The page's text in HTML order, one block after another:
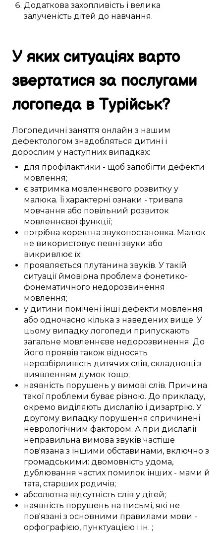
Додаткова захопливість і велика
залученість дітей до навчання.
У яких ситуаціях варто
звертатися за послугами
логопеда в Турійськ?
Логопедичні заняття онлайн з нашим
дефектологом знадобляться дитині і
дорослим у наступних випадках:
для профілактики - щоб запобігти дефекти
мовлення;
є затримка мовленнєвого розвитку у
малюка. Її характерні ознаки -тривала
мовчання або повільний розвиток
мовленнєвої функції;
потрібна коректна звукопостановка. Малюк
не використовує певні звуки або
викривлює їх;
проявляється плутанина звуків. Утакій
ситуації ймовірна проблема фонетико-
фонематичного недорозвинення
мовлення;
у дитини помічені інші дефекти мовлення
або одночасно кілька з наведених вище. У
цьому випадкулогопеди припускають
загальне мовленнєве недорозвинення. До
його проявів також відносять
нерозбірливість дитячих слів, складнощі з
виявленням думок тощо;
наявність порушень у вимові слів. Причина
такої проблеми буває різною. До прикладу,
окремо виділяють дислалію і дизартрію. У
другому випадку порушення спричинені
неврологічним фактором. А при дислалії
неправильна вимова звуків частіше
пов'язана з іншими обставинами, включно з
громадськими: двомовність удома,
дублювання частих помилок інших - мами й
тата, старших родичів;
абсолютна відсутність слів у дітей;
наявність порушень на письмі, які не
пов'язані з основними правилами мови -
орфографією, пунктуацією і ін. ;